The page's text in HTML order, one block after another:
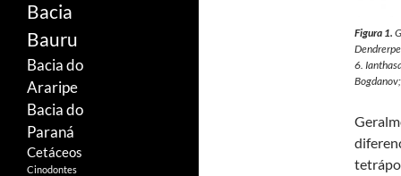
Figura 1.
6.
Bacia
Bauru
Bacia do
Araripe
Bacia do
Paraná
Cetáceos
Cinodontes